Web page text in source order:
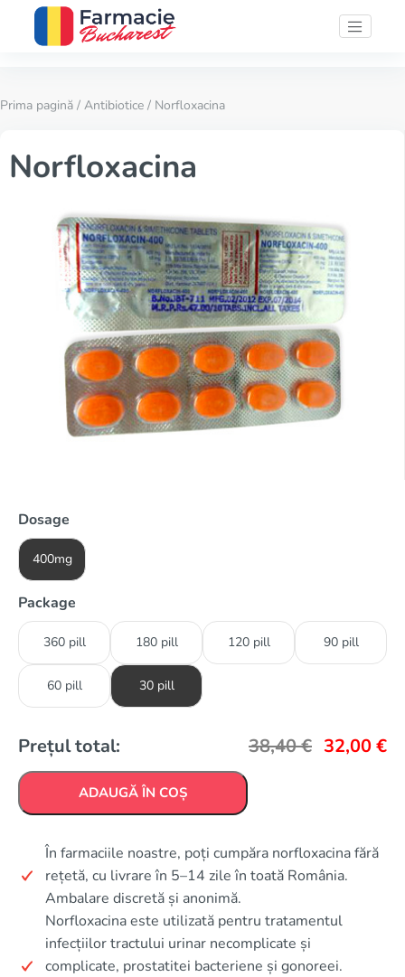
Prima pagină / Antibiotice / Norfloxacina
Norfloxacina
Dosage
400mg
Package
360 pill 180 pill 120 pill 90 pill
60 pill 30 pill
Prețul total: 38,40€ 32,00€
ADAUGĂ ÎN COȘ
În farmaciile noastre, poți cumpăra norfloxacina fără
rețetă, cu livrare în 5–14 zile în toată România.
Ambalare discretă și anonimă.
Norfloxacina este utilizată pentru tratamentul
infecțiilor tractului urinar necomplicate și
complicate, prostatitei bacteriene și gonoreei.